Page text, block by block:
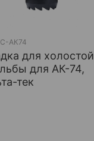
АК74
для холостой
для АК-74,
тек